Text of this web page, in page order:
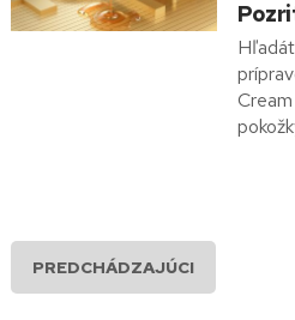
PREDCHÁDZAJÚCI